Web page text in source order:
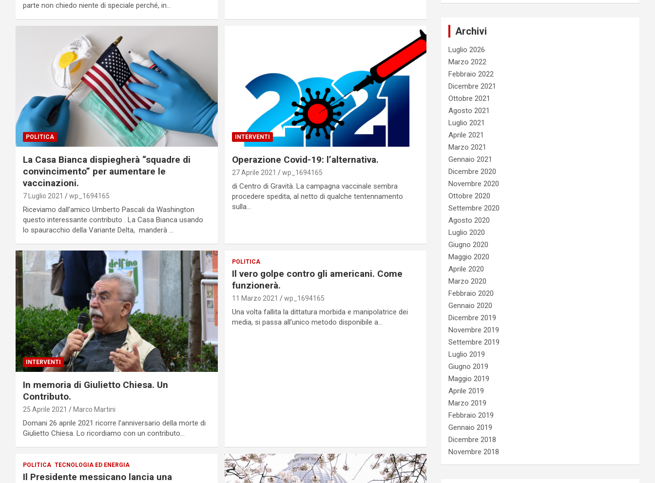
parte non chiedo niente di speciale perché, in…
POLITICA
La Casa Bianca dispiegherà “squadre di
convincimento” per aumentare le
vaccinazioni.
7 Luglio 2021 wp_1694165
Riceviamo dall’amico Umberto Pascali da Washington
questo interessante contributo . La Casa Bianca usando
lo spauracchio della Variante Delta, manderà …
INTERVENTI
Operazione Covid-19: l’alternativa.
27 Aprile 2021 wp_1694165
di Centro di Gravità. La campagna vaccinale sembra
procedere spedita, al netto di qualche tentennamento
sulla…
INTERVENTI
In memoria di Giulietto Chiesa. Un
Contributo.
25 Aprile 2021 Marco Martini
Domani 26 aprile 2021 ricorre l’anniversario della morte di
Giulietto Chiesa. Lo ricordiamo con un contributo…
POLITICA
Il vero golpe contro gli americani. Come
funzionerà.
11 Marzo 2021 wp_1694165
Una volta fallita la dittatura morbida e manipolatrice dei
media, si passa all’unico metodo disponibile a…
POLITICA TECNOLOGIA ED ENERGIA
Il Presidente messicano lancia una
Archivi
Luglio 2026
Marzo 2022
Febbraio 2022
Dicembre 2021
Ottobre 2021
Agosto 2021
Luglio 2021
Aprile 2021
Marzo 2021
Gennaio 2021
Dicembre 2020
Novembre 2020
Ottobre 2020
Settembre 2020
Agosto 2020
Luglio 2020
Giugno 2020
Maggio 2020
Aprile 2020
Marzo 2020
Febbraio 2020
Gennaio 2020
Dicembre 2019
Novembre 2019
Settembre 2019
Luglio 2019
Giugno 2019
Maggio 2019
Aprile 2019
Marzo 2019
Febbraio 2019
Gennaio 2019
Dicembre 2018
Novembre 2018